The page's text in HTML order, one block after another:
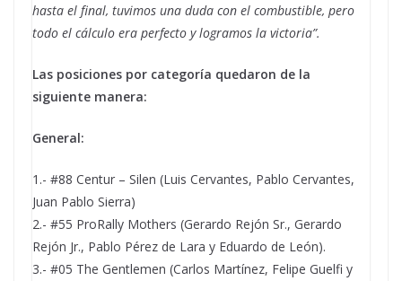
hasta el final, tuvimos una duda con el combustible, pero
todo el cálculo era perfecto y logramos la victoria”.
Las posiciones por categoría quedaron de la
siguiente manera:
General:
1.- #88 Centur – Silen (Luis Cervantes, Pablo Cervantes,
Juan Pablo Sierra)
2.- #55 ProRally Mothers (Gerardo Rejón Sr., Gerardo
Rejón Jr., Pablo Pérez de Lara y Eduardo de León).
3.- #05 The Gentlemen (Carlos Martínez, Felipe Guelfi y